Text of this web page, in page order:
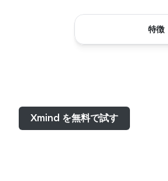
Xmind を無料で試す
特徴